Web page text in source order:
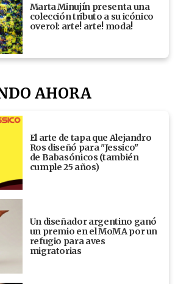
Marta Minujín presenta una
colección tributo a su icónico
overol: arte! arte! moda!
AHORA
El arte de tapa que Alejandro
Ros diseñó para "Jessico"
de Babasónicos (también
cumple 25 años)
Un diseñador argentino ganó
un premio en el MoMA por un
refugio para aves
migratorias